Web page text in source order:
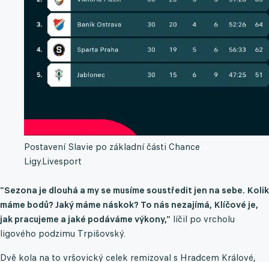
Postavení Slavie po základní části Chance
Ligy.Livesport
"Sezona je dlouhá a my se musíme soustředit jen na sebe. Kolik
máme bodů? Jaký máme náskok? To nás nezajímá, Klíčové je,
jak pracujeme a jaké podáváme výkony," líčil po vrcholu
ligového podzimu Trpišovský.
Dvě kola na to vršovický celek remizoval s Hradcem Králové,